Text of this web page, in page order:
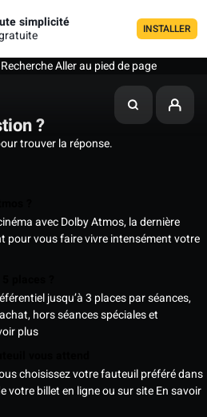
simplicité
INSTALLER
RechercheAller au pied de page
?
trouver la réponse.
avec Dolby Atmos, la dernière
pour vous faire vivre intensément votre
jusqu’à 3 places par séances,
hors séances spéciales et
plus
choisissez votre fauteuil préféré dans
votre billet en ligne ou sur siteEn savoir